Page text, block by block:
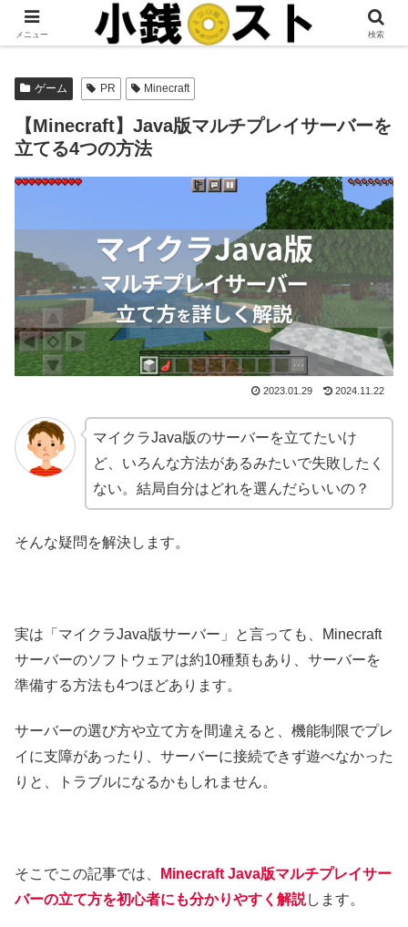
当サイトではアフィリエイト広告を掲載しています。
ゲーム PR Minecraft
【Minecraft】Java版マルチプレイサーバーを
立てる4つの方法
2023.01.29 2024.11.22
マイクラJava版のサーバーを立てたいけ
ど、いろんな方法があるみたいで失敗したく
ない。結局自分はどれを選んだらいいの？
そんな疑問を解決します。
実は「マイクラJava版サーバー」と言っても、Minecraft
サーバーのソフトウェアは約10種類もあり、サーバーを
準備する方法も4つほどあります。
サーバーの選び方や立て方を間違えると、機能制限でプレ
イに支障があったり、サーバーに接続できず遊べなかった
りと、トラブルになるかもしれません。
そこでこの記事では、
Minecraft Java版マルチプレイサー
バーの立て方を初心者にも分かりやすく解説します。
メニュー 検索